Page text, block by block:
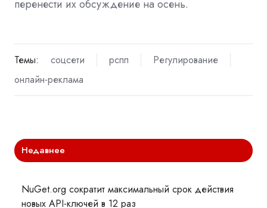
перенести их обсуждение на осень.
Темы: соцсети рспп
Регулирование
онлайн-реклама
Недавнее
NuGet.org сократит максимальный срок действия
новых API-ключей в 12 раз